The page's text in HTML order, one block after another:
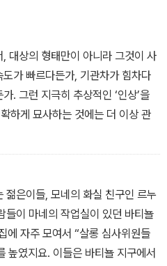
대상의 형태만이 아니라 그것이 사
가 빠르다든가, 기관차가 힘차다
. 그런 지극히 추상적인 ‘인상’을
하게 묘사하는 것에는 더 이상 관
뜻인가요?
인상파를 앞서갔습니다.
채의 화가 터너
젊은이들, 모네의 화실 친구인 르누
들이 마네의 작업실이 있던 바티뇰
에 자주 모여서 “살롱 심사위원들
높였지요. 이들은 바티뇰 지구에서